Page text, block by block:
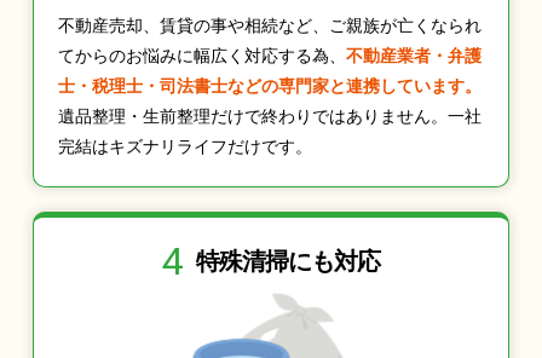
不動産売却、賃貸の事や相続など、ご親族が亡くなられ
てからのお悩みに幅広く対応する為、 不動産業者・弁護
士・税理士・司法書士などの専門家と連携しています。
遺品整理・生前整理だけで終わりではありません。一社
完結はキズナリライフだけです。
4 特殊清掃にも対応